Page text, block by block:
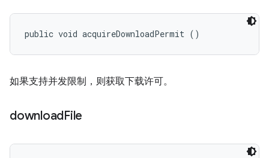
public void acquireDownloadPermit ()
如果支持并发限制，则获取下载许可。
downloadFile